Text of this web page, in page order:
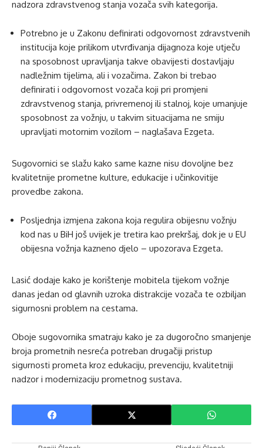
nadzora zdravstvenog stanja vozača svih kategorija.
Potrebno je u Zakonu definirati odgovornost zdravstvenih
institucija koje prilikom utvrđivanja dijagnoza koje utječu
na sposobnost upravljanja takve obavijesti dostavljaju
nadležnim tijelima, ali i vozačima. Zakon bi trebao
definirati i odgovornost vozača koji pri promjeni
zdravstvenog stanja, privremenoj ili stalnoj, koje umanjuje
sposobnost za vožnju, u takvim situacijama ne smiju
upravljati motornim vozilom – naglašava Ezgeta.
Sugovornici se slažu kako same kazne nisu dovoljne bez
kvalitetnije prometne kulture, edukacije i učinkovitije
provedbe zakona.
Posljednja izmjena zakona koja regulira obijesnu vožnju
kod nas u BiH još uvijek je tretira kao prekršaj, dok je u EU
obijesna vožnja kazneno djelo – upozorava Ezgeta.
Lasić dodaje kako je korištenje mobitela tijekom vožnje
danas jedan od glavnih uzroka distrakcije vozača te ozbiljan
sigurnosni problem na cestama.
Oboje sugovornika smatraju kako je za dugoročno smanjenje
broja prometnih nesreća potreban drugačiji pristup
sigurnosti prometa kroz edukaciju, prevenciju, kvalitetniji
nadzor i modernizaciju prometnog sustava.